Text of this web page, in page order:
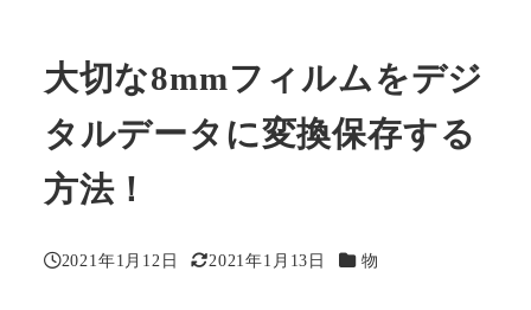
大切な8mmフィルムをデジ
タルデータに変換保存する
方法！
投稿日
2021年1月12日
更新日
2021年1月13日 カテゴリー
物